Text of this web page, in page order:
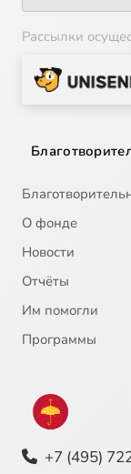
Рассылки
О фонде
Новости
Отчёты
Им помогли
Программы
+7 (495)